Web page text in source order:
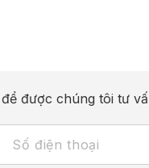
được chúng tôi tư